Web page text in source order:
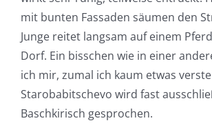
mit bunten Fassaden säumen den
Junge reitet langsam auf einem
Dorf. Ein bisschen wie in einer
ich mir, zumal ich kaum etwas
Starobabitschevo wird fast
Baschkirisch gesprochen.